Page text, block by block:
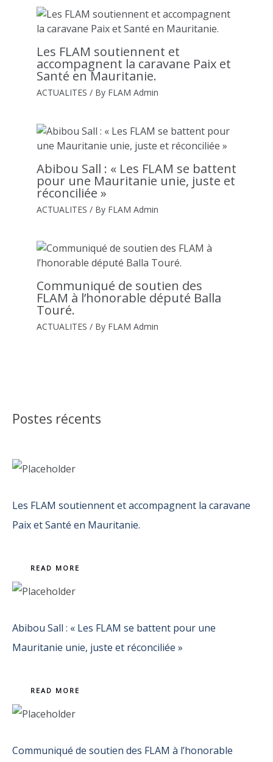
Les FLAM soutiennent et
accompagnent la caravane Paix et
Santé en Mauritanie.
ACTUALITES / By FLAM Admin
Abibou Sall : « Les FLAM se battent
pour une Mauritanie unie, juste et
réconciliée »
ACTUALITES / By FLAM Admin
Communiqué de soutien des
FLAM à l’honorable député Balla
Touré.
ACTUALITES / By FLAM Admin
Postes récents
Les FLAM soutiennent et accompagnent la caravane
Paix et Santé en Mauritanie.
READ MORE
Abibou Sall : « Les FLAM se battent pour une
Mauritanie unie, juste et réconciliée »
READ MORE
Communiqué de soutien des FLAM à l’honorable